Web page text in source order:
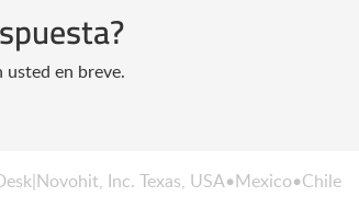
en breve.
|Novohit, Inc. Texas, USA•Mexico•Chile